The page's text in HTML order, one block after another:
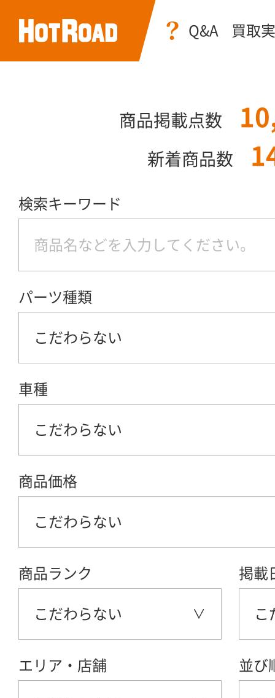
Q&A 買取
商品掲載点数
新着商品数
検索キーワード
パーツ種類
こだわらない
車種
こだわらない
商品価格
こだわらない
商品ランク
こだわらない
掲載
こ
エリア・店舗 並び